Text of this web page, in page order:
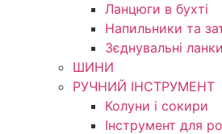
Ланцюги в бухті
Напильники та
Зєднувальні ланки
ШИНИ
РУЧНИЙ ІНСТРУМЕНТ
Колуни і сокири
Інструмент для